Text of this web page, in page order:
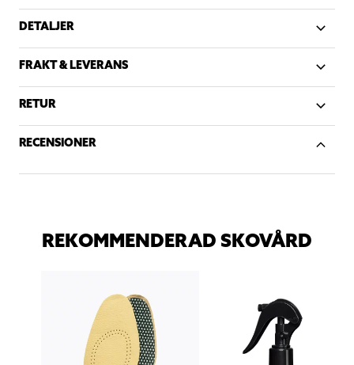
DETALJER
FRAKT & LEVERANS
RETUR
RECENSIONER
REKOMMENDERAD SKOVÅRD